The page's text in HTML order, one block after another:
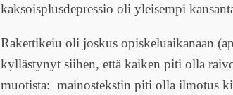
kaksoisplusdepressio oli yleisempi
Rakettikeiu oli joskus opiskeluaikanaan
kyllästynyt siihen, että kaiken piti olla
muotista: mainostekstin piti olla ilmotus